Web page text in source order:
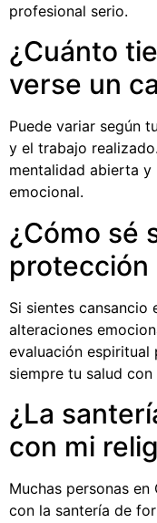
profesional serio.
¿Cuánto
verse un
Puede variar según
y el trabajo
mentalidad abierta y
emocional.
¿Cómo sé
protección
Si sientes cansancio
alteraciones
evaluación espiritual
siempre tu salud
¿La
con mi
Muchas personas
con la santería de